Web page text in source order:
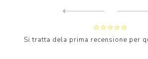
Si tratta dela prima recensione per